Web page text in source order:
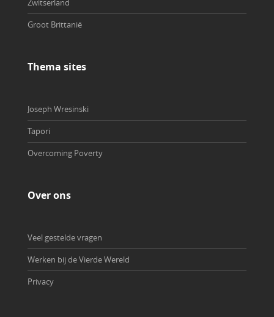
Zwitserland
Groot Brittanië
Thema sites
Joseph Wresinski
Tapori
Overcoming Poverty
Over ons
Veel gestelde vragen
Werken bij de Vierde Wereld
Privacy